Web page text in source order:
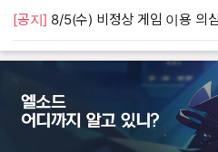
[공지]
엘소드 어디까지 알고